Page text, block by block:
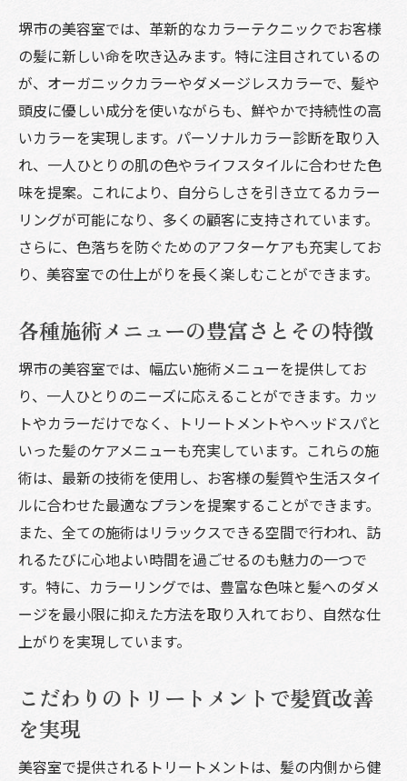
堺市の美容室では、革新的なカラーテクニックでお客様
の髪に新しい命を吹き込みます。特に注目されているの
が、オーガニックカラーやダメージレスカラーで、髪や
頭皮に優しい成分を使いながらも、鮮やかで持続性の高
いカラーを実現します。パーソナルカラー診断を取り入
れ、一人ひとりの肌の色やライフスタイルに合わせた色
味を提案。これにより、自分らしさを引き立てるカラー
リングが可能になり、多くの顧客に支持されています。
さらに、色落ちを防ぐためのアフターケアも充実してお
り、美容室での仕上がりを長く楽しむことができます。
各種施術メニューの豊富さとその特徴
堺市の美容室では、幅広い施術メニューを提供してお
り、一人ひとりのニーズに応えることができます。カッ
トやカラーだけでなく、トリートメントやヘッドスパと
いった髪のケアメニューも充実しています。これらの施
術は、最新の技術を使用し、お客様の髪質や生活スタイ
ルに合わせた最適なプランを提案することができます。
また、全ての施術はリラックスできる空間で行われ、訪
れるたびに心地よい時間を過ごせるのも魅力の一つで
す。特に、カラーリングでは、豊富な色味と髪へのダメ
ージを最小限に抑えた方法を取り入れており、自然な仕
上がりを実現しています。
こだわりのトリートメントで髪質改善
を実現
美容室で提供されるトリートメントは、髪の内側から健